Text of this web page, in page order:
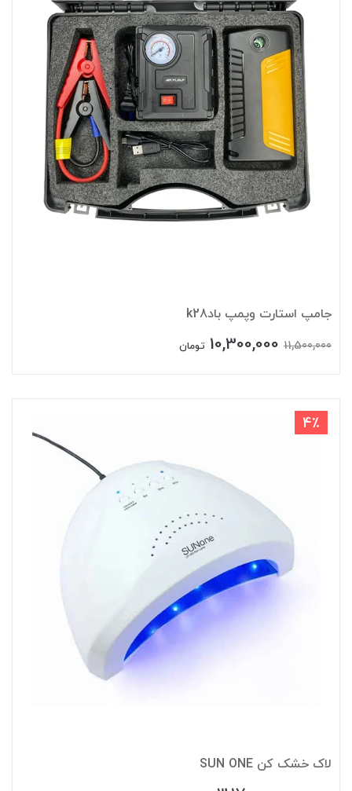
جامپ استارت وپمپ بادk28
11,500,000
10,300,000 تومان
4٪
لاک خشک کن SUN ONE